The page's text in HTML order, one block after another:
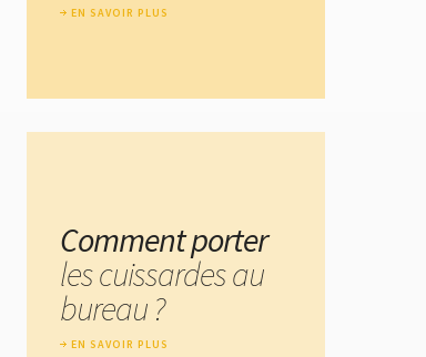
EN SAVOIR PLUS
Comment porter
les cuissardes au
bureau ?
EN SAVOIR PLUS